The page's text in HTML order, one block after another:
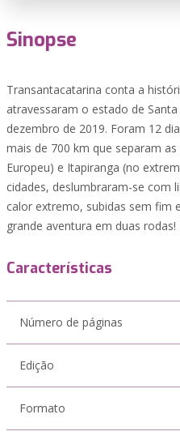
Sinopse
Transantacatarina conta a
atravessaram o estado de
dezembro de 2019. Foram 12
mais de 700 km que separam
Europeu) e Itapiranga (no
cidades, deslumbraram-se com
calor extremo, subidas sem fim
grande aventura em duas rodas!
Características
Número de páginas
Edição
Formato